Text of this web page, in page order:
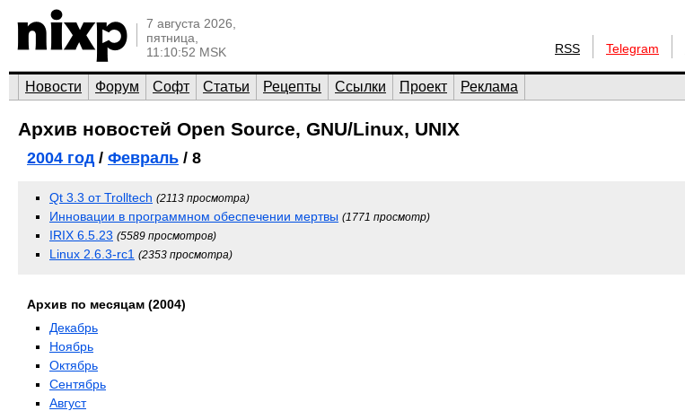
7 августа 2026,
пятница,
11:10:52 MSK
RSS Telegram
Новости Форум Софт Статьи Рецепты Ссылки Проект Реклама
Архив новостей Open Source, GNU/Linux, UNIX
2004 год/ Февраль / 8
Qt 3.3 от Trolltech (2113 просмотра)
Инновации в программном обеспечении мертвы (1771 просмотр)
IRIX 6.5.23 (5589 просмотров)
Linux 2.6.3-rc1 (2353 просмотра)
Архив по месяцам (2004)
Декабрь
Ноябрь
Октябрь
Сентябрь
Август